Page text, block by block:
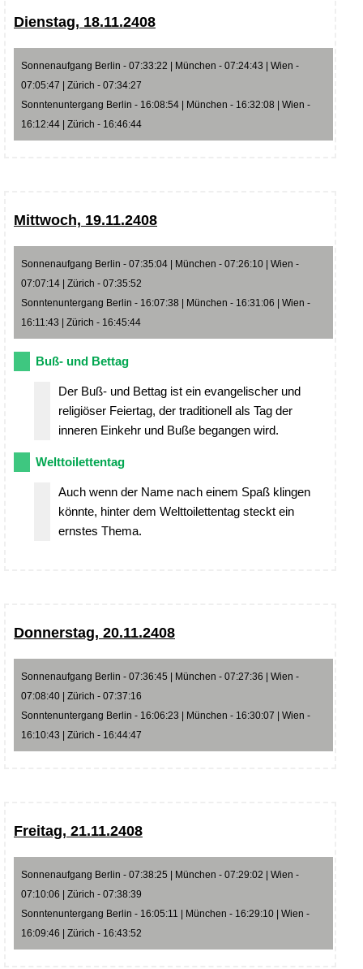
Dienstag, 18.11.2408
Sonnenaufgang Berlin - 07:33:22 | München - 07:24:43 | Wien -
07:05:47 | Zürich - 07:34:27
Sonntenuntergang Berlin - 16:08:54 | München - 16:32:08 | Wien -
16:12:44 | Zürich - 16:46:44
Mittwoch, 19.11.2408
Sonnenaufgang Berlin - 07:35:04 | München - 07:26:10 | Wien -
07:07:14 | Zürich - 07:35:52
Sonntenuntergang Berlin - 16:07:38 | München - 16:31:06 | Wien -
16:11:43 | Zürich - 16:45:44
Buß- und Bettag
Der Buß- und Bettag ist ein evangelischer und
religiöser Feiertag, der traditionell als Tag der
inneren Einkehr und Buße begangen wird.
Welttoilettentag
Auch wenn der Name nach einem Spaß klingen
könnte, hinter dem Welttoilettentag steckt ein
ernstes Thema.
Donnerstag, 20.11.2408
Sonnenaufgang Berlin - 07:36:45 | München - 07:27:36 | Wien -
07:08:40 | Zürich - 07:37:16
Sonntenuntergang Berlin - 16:06:23 | München - 16:30:07 | Wien -
16:10:43 | Zürich - 16:44:47
Freitag, 21.11.2408
Sonnenaufgang Berlin - 07:38:25 | München - 07:29:02 | Wien -
07:10:06 | Zürich - 07:38:39
Sonntenuntergang Berlin - 16:05:11 | München - 16:29:10 | Wien -
16:09:46 | Zürich - 16:43:52